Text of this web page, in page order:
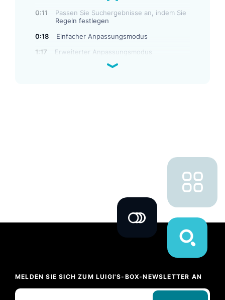
0:11
Passen Sie Suchergebnisse an, indem Sie
Regeln festlegen
0:18
Einfacher Anpassungsmodus
1:17
Erweiterter Anpassungsmodus
MELDEN SIE SICH ZUM LUIGI'S-BOX-NEWSLETTER AN